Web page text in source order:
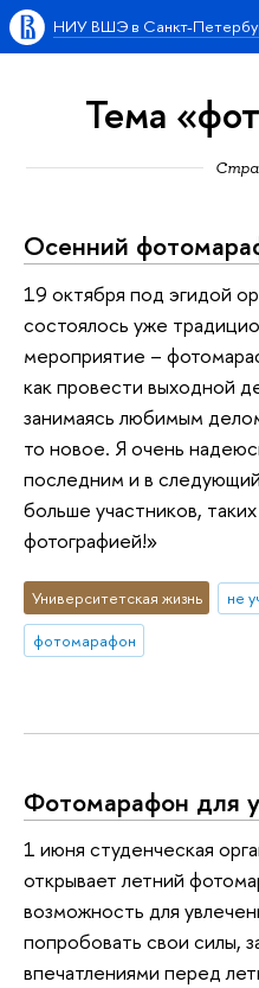
НИУ ВШЭ в Санкт-
Тема
Осенний
19 октября под эгидой
состоялось уже
мероприятие –
как провести выходной
занимаясь любимым
то новое. Я очень
последним и в
больше участников,
фотографией!»
Университетская жизнь не
фотомарафон
Фотомарафон для
1 июня студенческая
открывает летний
возможность для
попробовать свои силы,
впечатлениями перед